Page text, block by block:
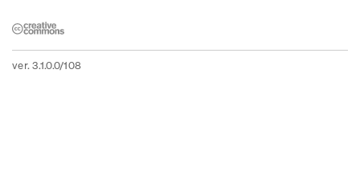
ver. 3.1.0.0/108